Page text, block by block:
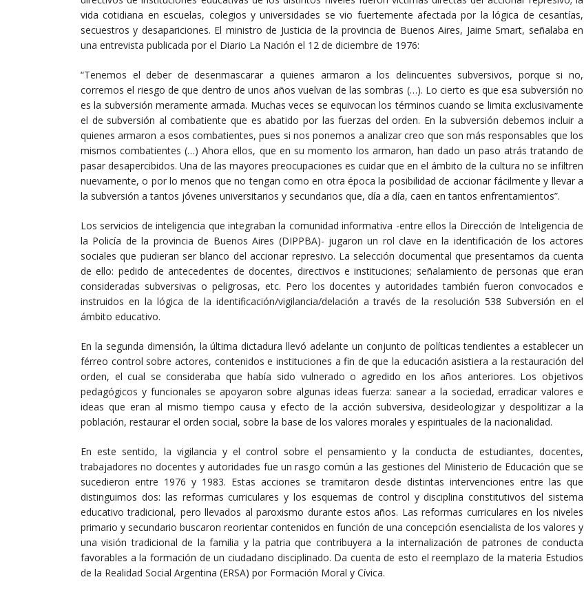
vida cotidiana en escuelas, colegios y universidades se vio fuertemente afectada por la lógica de cesantías,
secuestros y desapariciones. El ministro de Justicia de la provincia de Buenos Aires, Jaime Smart, señalaba en
una entrevista publicada por el Diario La Nación el 12 de diciembre de 1976:
“Tenemos el deber de desenmascarar a quienes armaron a los delincuentes subversivos, porque si no,
corremos el riesgo de que dentro de unos años vuelvan de las sombras (…). Lo cierto es que esa subversión no
es la subversión meramente armada. Muchas veces se equivocan los términos cuando se limita exclusivamente
el de subversión al combatiente que es abatido por las fuerzas del orden. En la subversión debemos incluir a
quienes armaron a esos combatientes, pues si nos ponemos a analizar creo que son más responsables que los
mismos combatientes (…) Ahora ellos, que en su momento los armaron, han dado un paso atrás tratando de
pasar desapercibidos. Una de las mayores preocupaciones es cuidar que en el ámbito de la cultura no se infiltren
nuevamente, o por lo menos que no tengan como en otra época la posibilidad de accionar fácilmente y llevar a
la subversión a tantos jóvenes universitarios y secundarios que, día a día, caen en tantos enfrentamientos”.
Los servicios de inteligencia que integraban la comunidad informativa -entre ellos la Dirección de Inteligencia de
la Policía de la provincia de Buenos Aires (DIPPBA)- jugaron un rol clave en la identificación de los actores
sociales que pudieran ser blanco del accionar represivo. La selección documental que presentamos da cuenta
de ello: pedido de antecedentes de docentes, directivos e instituciones; señalamiento de personas que eran
consideradas subversivas o peligrosas, etc. Pero los docentes y autoridades también fueron convocados e
instruidos en la lógica de la identificación/vigilancia/delación a través de la resolución 538 Subversión en el
ámbito educativo.
En la segunda dimensión, la última dictadura llevó adelante un conjunto de políticas tendientes a establecer un
férreo control sobre actores, contenidos e instituciones a fin de que la educación asistiera a la restauración del
orden, el cual se consideraba que había sido vulnerado o agredido en los años anteriores. Los objetivos
pedagógicos y funcionales se apoyaron sobre algunas ideas fuerza: sanear a la sociedad, erradicar valores e
ideas que eran al mismo tiempo causa y efecto de la acción subversiva, desideologizar y despolitizar a la
población, restaurar el orden social, sobre la base de los valores morales y espirituales de la nacionalidad.
En este sentido, la vigilancia y el control sobre el pensamiento y la conducta de estudiantes, docentes,
trabajadores no docentes y autoridades fue un rasgo común a las gestiones del Ministerio de Educación que se
sucedieron entre 1976 y 1983. Estas acciones se tramitaron desde distintas intervenciones entre las que
distinguimos dos: las reformas curriculares y los esquemas de control y disciplina constitutivos del sistema
educativo tradicional, pero llevados al paroxismo durante estos años. Las reformas curriculares en los niveles
primario y secundario buscaron reorientar contenidos en función de una concepción esencialista de los valores y
una visión tradicional de la familia y la patria que contribuyera a la internalización de patrones de conducta
favorables a la formación de un ciudadano disciplinado. Da cuenta de esto el reemplazo de la materia Estudios
de la Realidad Social Argentina (ERSA) por Formación Moral y Cívica.